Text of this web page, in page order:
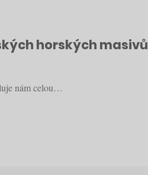
horských masivů
nám celou…